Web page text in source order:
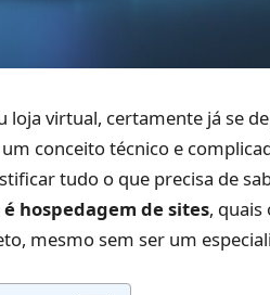
loja virtual, certamente já se
um conceito técnico e
tudo o que precisa de
hospedagem de sites, quais
mesmo sem ser um